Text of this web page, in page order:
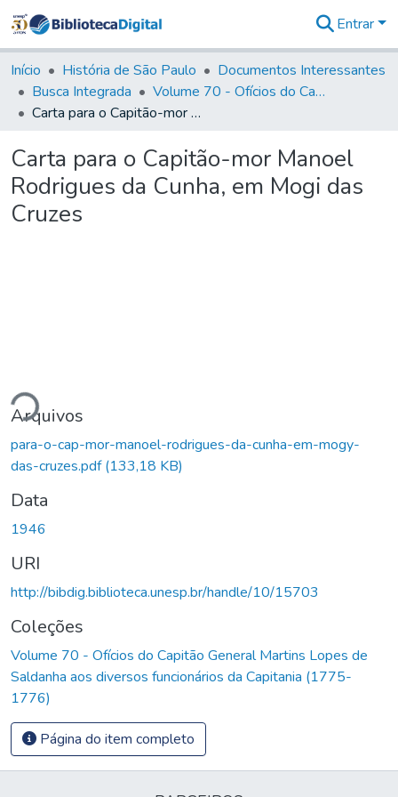
&
Coleções
Tudo na
Biblioteca
Estatísticas
Entrar
Início História de São Paulo
Documentos Interessantes
Busca Integrada
Volume 70 - Ofícios do Capitão General Martins Lopes de Saldanha aos diversos funcionários da Capitania (1775-1776)
Carta para o Capitão-mor Manoel Rodrigues da Cunha, em Mogi das Cruzes
Carta para o Capitão-mor Manoel
Rodrigues da Cunha, em Mogi das
Cruzes
Arquivos
para-o-cap-mor-manoel-rodrigues-da-cunha-em-mogy-
das-cruzes.pdf(133,18 KB)
Data
1946
URI
http://bibdig.biblioteca.unesp.br/handle/10/15703
Coleções
Volume 70 - Ofícios do Capitão General Martins Lopes de
Saldanha aos diversos funcionários da Capitania (1775-
1776)
Página do item completo